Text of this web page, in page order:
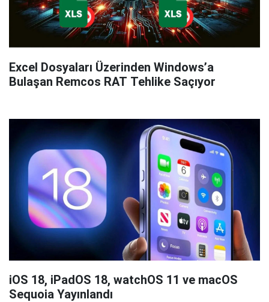
Excel Dosyaları Üzerinden Windows’a
Bulaşan Remcos RAT Tehlike Saçıyor
iOS 18, iPadOS 18, watchOS 11 ve macOS
Sequoia Yayınlandı